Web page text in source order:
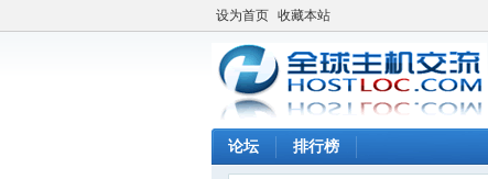
设为首页 收藏本站
论坛 排行榜